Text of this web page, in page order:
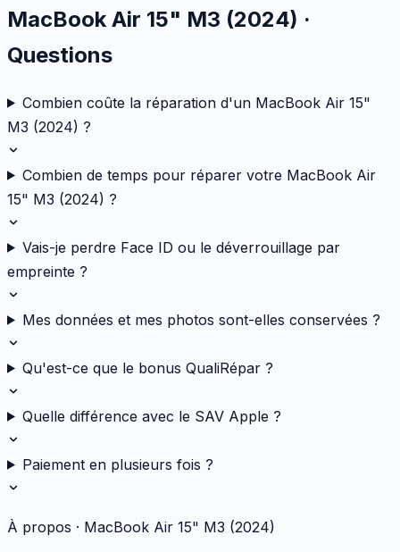
MacBook Air 15" M3 (2024) ·
Questions
Combien coûte la réparation d'un MacBook Air 15"
M3 (2024) ?
Combien de temps pour réparer votre MacBook Air
15" M3 (2024) ?
Vais-je perdre Face ID ou le déverrouillage par
empreinte ?
Mes données et mes photos sont-elles conservées ?
Qu'est-ce que le bonus QualiRépar ?
Quelle différence avec le SAV Apple ?
Paiement en plusieurs fois ?
À propos · MacBook Air 15" M3 (2024)